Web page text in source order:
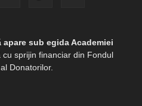
sub egida Academiei
sprijin financiar din Fondul
Donatorilor.